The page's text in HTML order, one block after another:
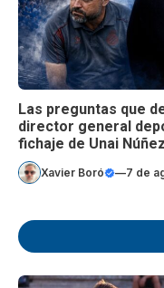
Las preguntas que
director general
fichaje de Unai Núñez
Xavier Boró —7 de